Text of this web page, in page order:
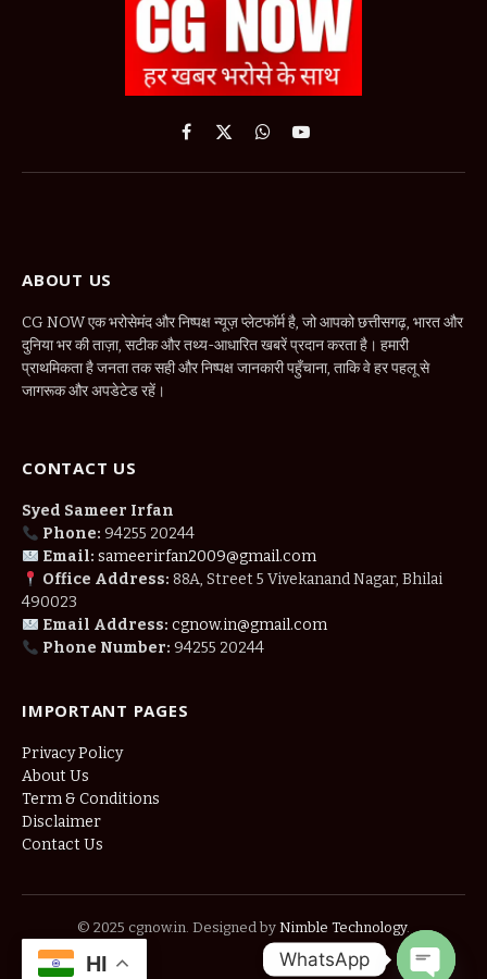
Facebook
X
WhatsApp
YouTube
ABOUT US
CG NOW एक भरोसेमंद और निष्पक्ष न्यूज़ प्लेटफॉर्म है, जो आपको छत्तीसगढ़, भारत और
दुनिया भर की ताज़ा, सटीक और तथ्य-आधारित खबरें प्रदान करता है। हमारी
प्राथमिकता है जनता तक सही और निष्पक्ष जानकारी पहुँचाना, ताकि वे हर पहलू से
जागरूक और अपडेटेड रहें।
CONTACT US
Syed Sameer Irfan
Phone: 94255 20244
Email: sameerirfan2009@gmail.com
Office Address: 88A, Street 5 Vivekanand Nagar, Bhilai
490023
Email Address: cgnow.in@gmail.com
Phone Number: 94255 20244
IMPORTANT PAGES
Privacy Policy
About Us
Term & Conditions
Disclaimer
Contact Us
© 2025 cgnow.in. Designed by Nimble Technology.
HI WhatsApp